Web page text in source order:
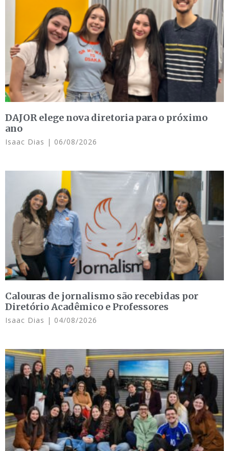
DAJOR elege nova diretoria para o próximo
ano
Isaac Dias 06/08/2026
Calouras de jornalismo são recebidas por
Diretório Acadêmico e Professores
Isaac Dias 04/08/2026